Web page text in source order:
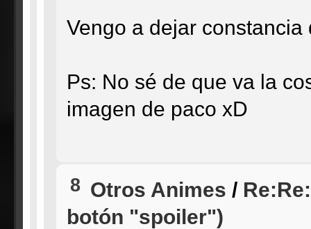
Vengo a dejar
Ps: No sé de que va la
imagen de paco xD
8 Otros Animes /
botón "spoiler")